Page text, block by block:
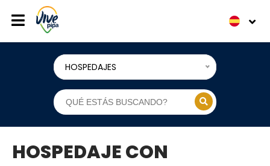
HOSPEDAJES
HOSPEDAJE CON